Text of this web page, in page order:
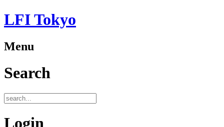
LFI Tokyo
Menu
Search
Login